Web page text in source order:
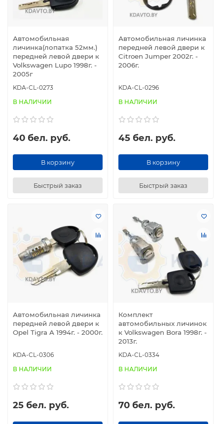
Автомобильная
личинка(лопатка 52мм.)
передней левой двери к
Volkswagen Lupo 1998г. -
2005г
KDA-CL-0273
В НАЛИЧИИ
40 бел. руб.
В корзину
Быстрый заказ
Автомобильная личинка
передней левой двери к
Citroen Jumper 2002г. -
2006г.
KDA-CL-0296
В НАЛИЧИИ
45 бел. руб.
В корзину
Быстрый заказ
Автомобильная личинка
передней левой двери к
Opel Tigra A 1994г. - 2000г.
KDA-CL-0306
В НАЛИЧИИ
25 бел. руб.
Комплект
автомобильных личинок
к Volkswagen Bora 1998г. -
2013г.
KDA-CL-0334
В НАЛИЧИИ
70 бел. руб.